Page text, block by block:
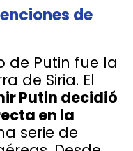
de
de Putin fue la
de Siria. El
Putin decidió
en la
serie de